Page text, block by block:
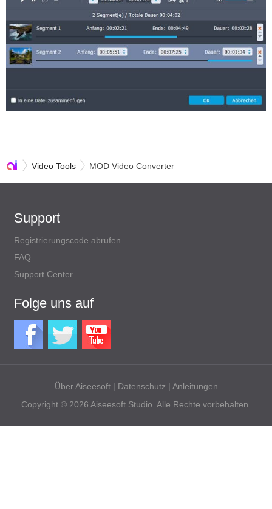
Video Tools MOD Video Converter
Support
Registrierungscode abrufen
FAQ
Support Center
Folge uns auf
Über Aiseesoft| Datenschutz | Anleitungen
Copyright © 2026 Aiseesoft Studio. Alle Rechte vorbehalten.